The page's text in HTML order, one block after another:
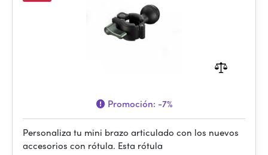
Promoción: -7%
Personaliza tu mini brazo articulado con los nuevos
accesorios con rótula. Esta rótula